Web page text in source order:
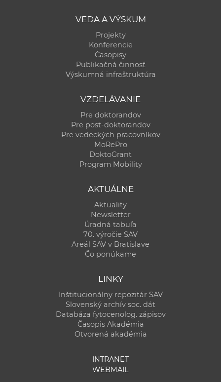
VEDA A VÝSKUM
Projekty
Konferencie
Časopisy
Publikačná činnosť
Výskumná infraštruktúra
VZDELÁVANIE
Pre doktorandov
Pre post-doktorandov
Pre vedeckých pracovníkov
MoRePro
DoktoGrant
Program Mobility
AKTUÁLNE
Aktuality
Newsletter
Úradná tabuľa
70. výročie SAV
Areál SAV v Bratislave
Čo ponúkame
LINKY
Inštitucionálny repozitár SAV
Slovenský archív soc. dát
Databáza fytocenolog. zápisov
Časopis Akadémia
Otvorená akadémia
INTRANET
WEBMAIL